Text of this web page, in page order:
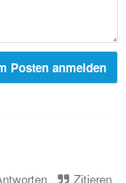
Posten anmelden
Zitieren